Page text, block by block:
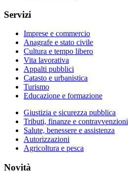
Servizi
Imprese e commercio
Anagrafe e stato civile
Cultura e tempo libero
Vita lavorativa
Appalti pubblici
Catasto e urbanistica
Turismo
Educazione e formazione
Giustizia e sicurezza pubblica
Tributi, finanze e contravvenzioni
Salute, benessere e assistenza
Autorizzazioni
Agricoltura e pesca
Novità